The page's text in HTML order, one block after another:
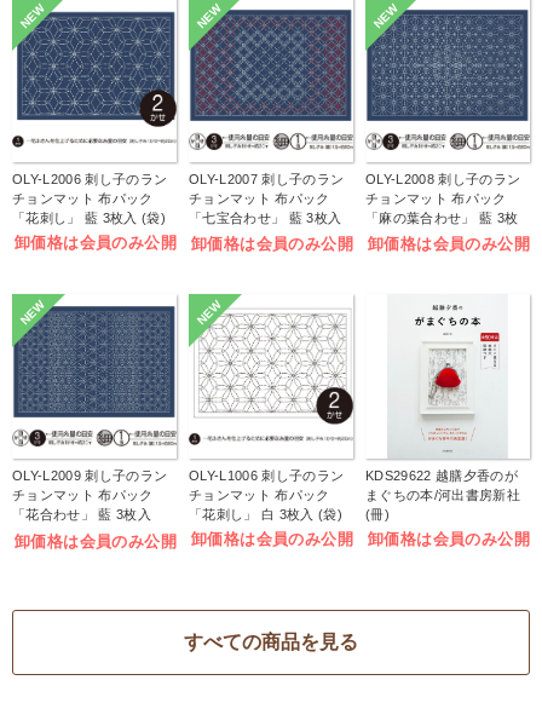
NEW
OLY-L2006 刺し子のラン
チョンマット 布パック
「花刺し」 藍 3枚入 (袋)
卸価格は会員のみ公開
NEW
OLY-L2007 刺し子のラン
チョンマット 布パック
「七宝合わせ」 藍 3枚入
(袋)
卸価格は会員のみ公開
NEW
OLY-L2008 刺し子のラン
チョンマット 布パック
「麻の葉合わせ」 藍 3枚
入 (袋)
卸価格は会員のみ公開
NEW
OLY-L2009 刺し子のラン
チョンマット 布パック
「花合わせ」 藍 3枚入
(袋)
卸価格は会員のみ公開
NEW
OLY-L1006 刺し子のラン
チョンマット 布パック
「花刺し」 白 3枚入 (袋)
卸価格は会員のみ公開
KDS29622 越膳夕香のが
まぐちの本/河出書房新社
(冊)
卸価格は会員のみ公開
すべての商品を見る